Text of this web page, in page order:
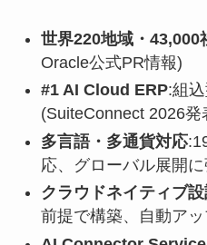
世界220地域・43,000
Oracle公式PR情報)
#1 AI Cloud ERP:組
(SuiteConnect 2026発
多言語・多通貨対応
応、グローバル展開
クラウドネイティブ
前提で構築、自動アッ